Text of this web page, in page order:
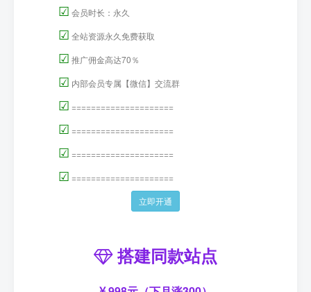
☑ 会员时长：永久
☑ 全站资源永久免费获取
☑ 推广佣金高达70％
☑ 内部会员专属【微信】交流群
☑ =====================
☑ =====================
☑ =====================
☑ =====================
立即开通
搭建同款站点